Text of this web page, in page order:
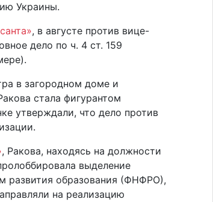
Украины.
, в августе против вице-
дело по ч. 4 ст. 159
в загородном доме и
стала фигурантом
утверждали, что дело против
, Ракова, находясь на должности
выделение
развития образования (ФНФРО),
на реализацию